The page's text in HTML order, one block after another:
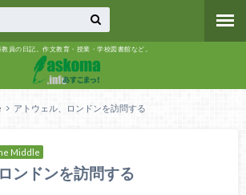
教員の日記。作文教育・授業・学校図書館など。
アトウェル、ロンドンを訪問する
Middle
ンドンを訪問する